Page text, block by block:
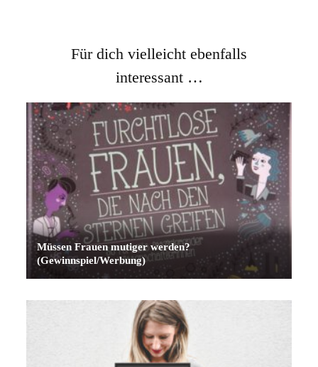
Für dich vielleicht ebenfalls
interessant …
Müssen Frauen mutiger werden?
(Gewinnspiel/Werbung)